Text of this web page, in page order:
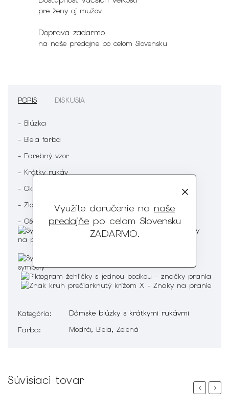
Využite doručenie na naše
predajňepo celom Slovensku
ZADARMO.
pre ženy aj mužov
Doprava zadarmo
na naše predajne po celom Slovensku
POPIS DISKUSIA
- Blúzka
- Biela farba
- Farebný vzor
- Krátky rukáv
- Okrúhly výstrih
- Zloženie : 60% Viskóza 35% Polyester 5% Elastan
- Ošetrenie :
Kategória:
Dámske blúzky s krátkymi rukávmi
Farba: Modrá, Biela, Zelená
Súvisiaci tovar
PreviousNext